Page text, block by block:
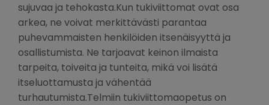
sujuvaa ja tehokasta.Kun tukiviittomat ovat osa
arkea, ne voivat merkittävästi parantaa
puhevammaisten henkilöiden itsenäisyyttä ja
osallistumista. Ne tarjoavat keinon ilmaista
tarpeita, toiveita ja tunteita, mikä voi lisätä
itseluottamusta ja vähentää
turhautumista.Telmiin tukiviittomaopetus on